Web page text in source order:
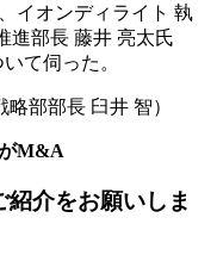
イオンディライト 執
進部長 藤井 亮太氏
て伺った。
部部長 臼井 智）
M&A
介をお願いしま